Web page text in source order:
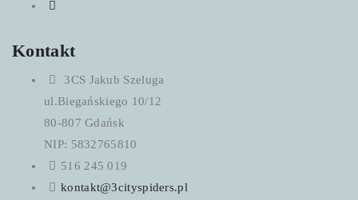
Kontakt
3CS Jakub Szeluga
ul.Biegańskiego 10/12
80-807 Gdańsk
NIP: 5832765810
516 245 019
kontakt@3cityspiders.pl